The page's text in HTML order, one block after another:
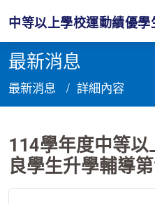
中等以上學校運動績優學
最新消息
最新消息 詳細內容
114學年度中等
良學生升學輔導